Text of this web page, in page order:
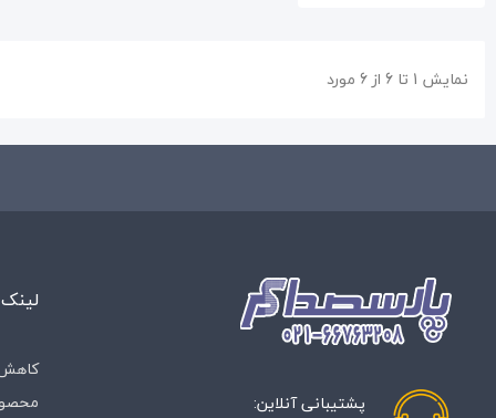
نمایش 1 تا 6 از 6 مورد
پشتیبانی آنلاین: